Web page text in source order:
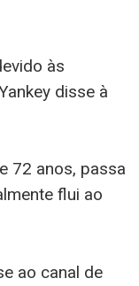
às
disse à
72 anos, passa
flui ao
ao canal de